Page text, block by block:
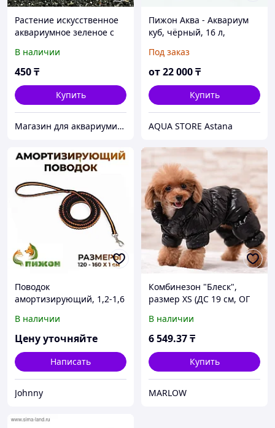
Растение искусственное
аквариумное зеленое с
В наличии
450₸
Купить
Магазин для аквариумистов aqua04
Пижон Аква - Аквариум
куб, чёрный, 16 л,
Под заказ
от22 000₸
Купить
AQUA STORE Astana
Поводок
амортизирующий, 1,2-1,6
оранжевый
В наличии
Цену уточняйте
Написать
Johnny
Комбинезон "Блеск",
размер XS (ДС 19 см, ОГ
чёрный
В наличии
6 549.37₸
Купить
MARLOW